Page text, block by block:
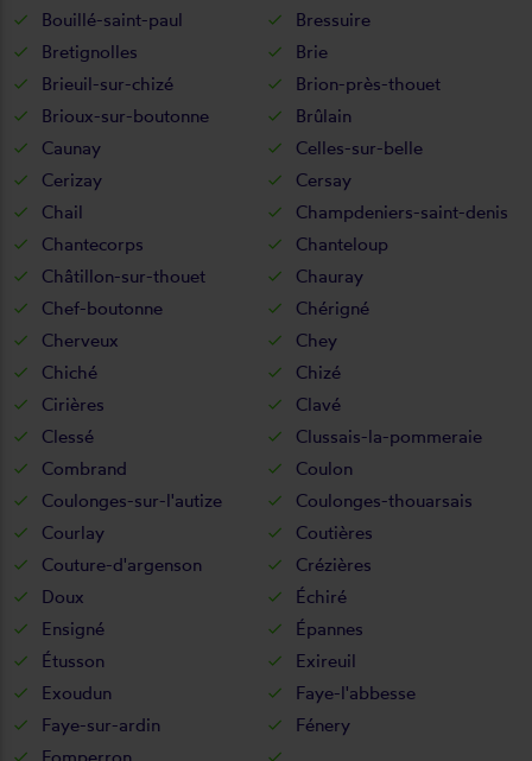
Bouillé-saint-paul
Bressuire
Bretignolles
Brie
Brieuil-sur-chizé
Brion-près-thouet
Brioux-sur-boutonne
Brûlain
Caunay
Celles-sur-belle
Cerizay
Cersay
Chail
Champdeniers-saint-denis
Chantecorps
Chanteloup
Châtillon-sur-thouet
Chauray
Chef-boutonne
Chérigné
Cherveux
Chey
Chiché
Chizé
Cirières
Clavé
Clessé
Clussais-la-pommeraie
Combrand
Coulon
Coulonges-sur-l'autize
Coulonges-thouarsais
Courlay
Coutières
Couture-d'argenson
Crézières
Doux
Échiré
Ensigné
Épannes
Étusson
Exireuil
Exoudun
Faye-l'abbesse
Faye-sur-ardin
Fénery